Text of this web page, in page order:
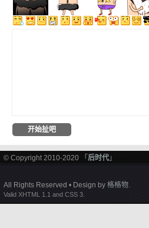
© Copyright 2010-2020 「 后时代 」
All Rights Reserved • Design by 格格物.
Valid XHTML 1.1 and CSS 3.